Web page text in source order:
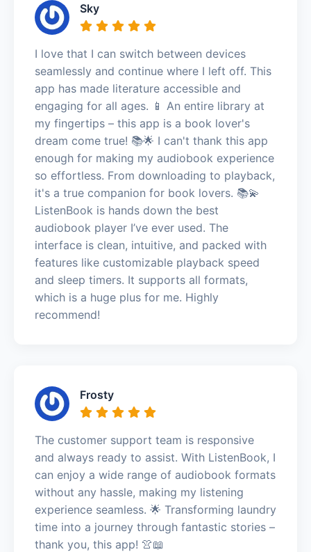
Sky
I love that I can switch between devices
seamlessly and continue where I left off. This
app has made literature accessible and
engaging for all ages. 📱 An entire library at
my fingertips – this app is a book lover's
dream come true! 📚🌟 I can't thank this app
enough for making my audiobook experience
so effortless. From downloading to playback,
it's a true companion for book lovers. 📚💫
ListenBook is hands down the best
audiobook player I’ve ever used. The
interface is clean, intuitive, and packed with
features like customizable playback speed
and sleep timers. It supports all formats,
which is a huge plus for me. Highly
recommend!
Frosty
The customer support team is responsive
and always ready to assist. With ListenBook, I
can enjoy a wide range of audiobook formats
without any hassle, making my listening
experience seamless. 🌟 Transforming laundry
time into a journey through fantastic stories –
thank you, this app! 👚📖